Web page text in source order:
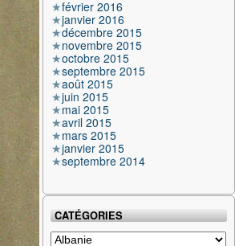
février 2016
janvier 2016
décembre 2015
novembre 2015
octobre 2015
septembre 2015
août 2015
juin 2015
mai 2015
avril 2015
mars 2015
janvier 2015
septembre 2014
CATÉGORIES
Catégories